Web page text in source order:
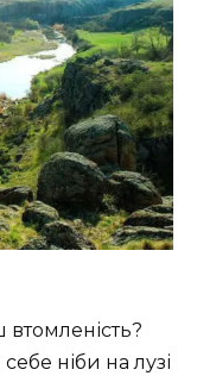
ніби на лузі